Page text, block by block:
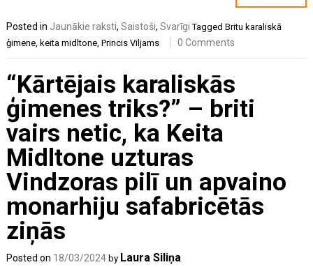
Posted in Jaunākie raksti,Saistoši,Svarīgi TaggedBritu karaliskā
ģimene, keita midltone,Princis Viljams 0 Comments
“Kārtējais karaliskās
ģimenes triks?” – briti
vairs netic, ka Keita
Midltone uzturas
Vindzoras pilī un apvaino
monarhiju safabricētās
ziņās
Posted on 18/03/2024 by Laura Siliņa